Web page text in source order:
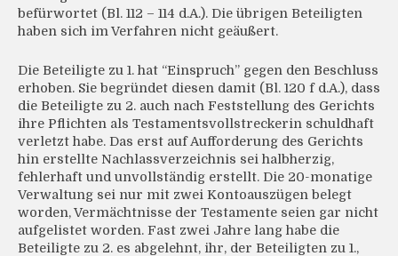
befürwortet (Bl. 112 – 114 d.A.). Die übrigen Beteiligten
haben sich im Verfahren nicht geäußert.
Die Beteiligte zu 1. hat “Einspruch” gegen den Beschluss
erhoben. Sie begründet diesen damit (Bl. 120 f d.A.), dass
die Beteiligte zu 2. auch nach Feststellung des Gerichts
ihre Pflichten als Testamentsvollstreckerin schuldhaft
verletzt habe. Das erst auf Aufforderung des Gerichts
hin erstellte Nachlassverzeichnis sei halbherzig,
fehlerhaft und unvollständig erstellt. Die 20-monatige
Verwaltung sei nur mit zwei Kontoauszügen belegt
worden, Vermächtnisse der Testamente seien gar nicht
aufgelistet worden. Fast zwei Jahre lang habe die
Beteiligte zu 2. es abgelehnt, ihr, der Beteiligten zu 1.,